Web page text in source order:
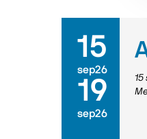
15
sep26
19
sep26